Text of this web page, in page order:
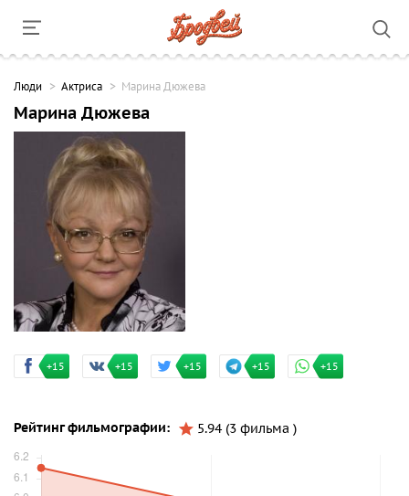
Люди Актриса Марина Дюжева
Марина Дюжева
+15 +15 +15 +15 +15
Рейтинг фильмографии: 5.94 (3 фильма )